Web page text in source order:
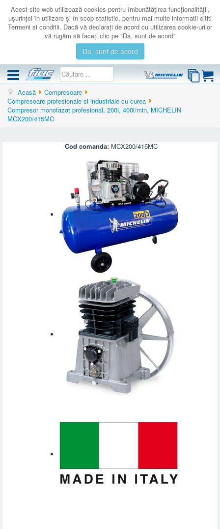
Acest site web utilizează cookies pentru îmbunătăţirea funcţionalităţii,
uşurinţei în utilizare şi în scop statistic, pentru mai multe informatii cititi
Termeni si conditii. Dacă vă declaraţi de acord cu utilizarea cookie-urilor
vă rugăm să faceţi clic pe "Da, sunt de acord"
Da, sunt de acord
COMPRESOARE
ACCESORII
Acasă
Compresoare
Compresoare profesionale si industriale cu curea
Compresor monofazat profesional, 200l, 400l/min, MICHELIN
MCX200/415MC
Cod comanda: MCX200/415MC